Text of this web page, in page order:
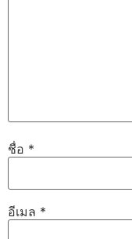
ชื่อ *
อีเมล *